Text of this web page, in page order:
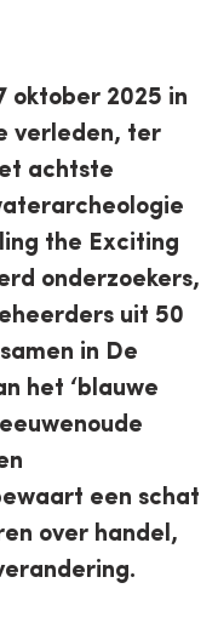
oktober 2025 in
verleden, ter
achtste
the Exciting
onderzoekers,
uit 50
in De
het ‘blauwe
een schat
over handel,